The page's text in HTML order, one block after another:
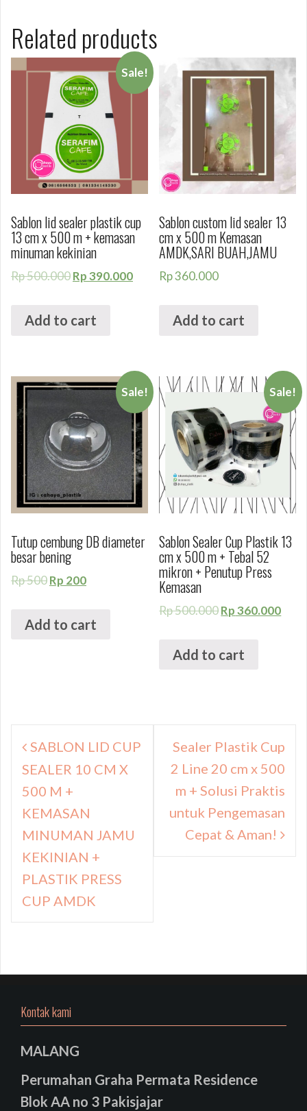
Related products
Sale!
Sablon lid sealer plastik cup
13 cm x 500 m + kemasan
minuman kekinian
Rp500.000Rp390.000
Add to cart
Sablon custom lid sealer 13
cm x 500 m Kemasan
AMDK,SARI BUAH,JAMU
Rp360.000
Add to cart
Sale!
Tutup cembung DB diameter
besar bening
Rp500Rp 200
Add to cart
Sale!
Sablon Sealer Cup Plastik 13
cm x 500 m + Tebal 52
mikron + Penutup Press
Kemasan
Rp500.000Rp360.000
Add to cart
Navigasi
posSABLON LID CUP
SEALER 10 CM X
500 M +
KEMASAN
MINUMAN JAMU
KEKINIAN +
PLASTIK PRESS
CUP AMDK
Sealer Plastik Cup
2 Line 20 cm x 500
m + Solusi Praktis
untuk Pengemasan
Cepat & Aman!
Kontak kami
MALANG
Perumahan Graha Permata Residence
Blok AA no 3 Pakisjajar